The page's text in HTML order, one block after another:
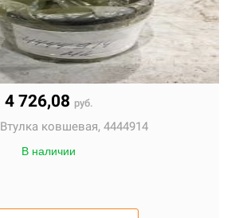
4 726,08 руб.
Втулка ковшевая, 4444914
В наличии